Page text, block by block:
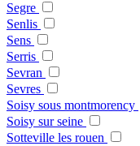
Segre
Senlis
Sens
Serris
Sevran
Sevres
Soisy sous montmorency
Soisy sur seine
Sotteville les rouen